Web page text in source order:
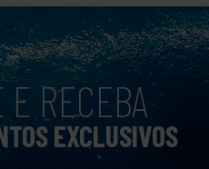
E RECEBA
EXCLUSIVOS